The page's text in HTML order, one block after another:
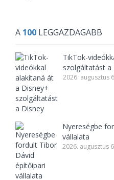
A 100 LEGGAZDAGABB
TikTok-
szolgáltatást a
2026. augusztus
Nyereségbe
vállalata
2026. augusztus